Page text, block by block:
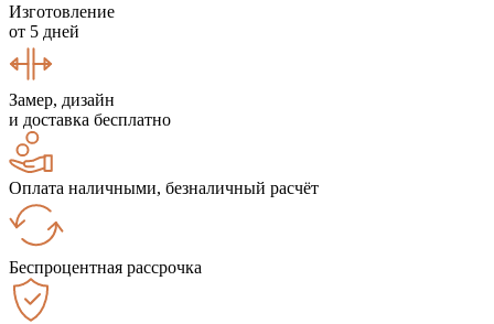
Изготовление
от 5 дней
Замер, дизайн
и доставка бесплатно
Оплата наличными, безналичный расчёт
Беспроцентная рассрочка